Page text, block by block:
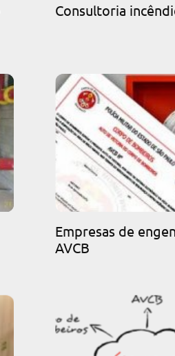
Consultoria
Empresas de
AVCB